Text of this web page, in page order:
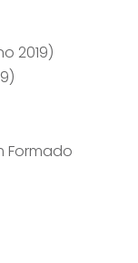
2019)
Formado